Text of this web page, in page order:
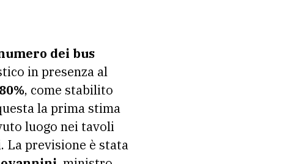
dei bus
in presenza al
, come stabilito
la prima stima
luogo nei tavoli
previsione è stata